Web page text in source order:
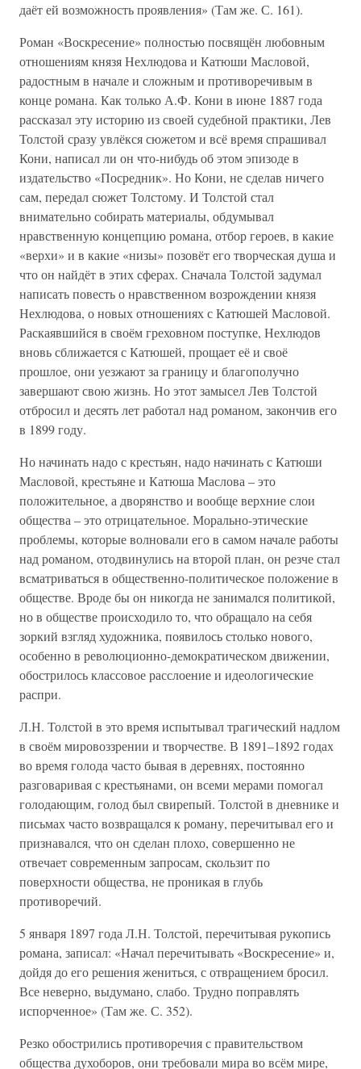
даёт ей возможность проявления» (Там же. С. 161).
Роман «Воскресение» полностью посвящён любовным
отношениям князя Нехлюдова и Катюши Масловой,
радостным в начале и сложным и противоречивым в
конце романа. Как только А.Ф. Кони в июне 1887 года
рассказал эту историю из своей судебной практики, Лев
Толстой сразу увлёкся сюжетом и всё время спрашивал
Кони, написал ли он что-нибудь об этом эпизоде в
издательство «Посредник». Но Кони, не сделав ничего
сам, передал сюжет Толстому. И Толстой стал
внимательно собирать материалы, обдумывал
нравственную концепцию романа, отбор героев, в какие
«верхи» и в какие «низы» позовёт его творческая душа и
что он найдёт в этих сферах. Сначала Толстой задумал
написать повесть о нравственном возрождении князя
Нехлюдова, о новых отношениях с Катюшей Масловой.
Раскаявшийся в своём греховном поступке, Нехлюдов
вновь сближается с Катюшей, прощает её и своё
прошлое, они уезжают за границу и благополучно
завершают свою жизнь. Но этот замысел Лев Толстой
отбросил и десять лет работал над романом, закончив его
в 1899 году.
Но начинать надо с крестьян, надо начинать с Катюши
Масловой, крестьяне и Катюша Маслова – это
положительное, а дворянство и вообще верхние слои
общества – это отрицательное. Морально-этические
проблемы, которые волновали его в самом начале работы
над романом, отодвинулись на второй план, он резче стал
всматриваться в общественно-политическое положение в
обществе. Вроде бы он никогда не занимался политикой,
но в обществе происходило то, что обращало на себя
зоркий взгляд художника, появилось столько нового,
особенно в революционно-демократическом движении,
обострилось классовое расслоение и идеологические
распри.
Л.Н. Толстой в это время испытывал трагический надлом
в своём мировоззрении и творчестве. В 1891–1892 годах
во время голода часто бывая в деревнях, постоянно
разговаривая с крестьянами, он всеми мерами помогал
голодающим, голод был свирепый. Толстой в дневнике и
письмах часто возвращался к роману, перечитывал его и
признавался, что он сделан плохо, совершенно не
отвечает современным запросам, скользит по
поверхности общества, не проникая в глубь
противоречий.
5 января 1897 года Л.Н. Толстой, перечитывая рукопись
романа, записал: «Начал перечитывать «Воскресение» и,
дойдя до его решения жениться, с отвращением бросил.
Все неверно, выдумано, слабо. Трудно поправлять
испорченное» (Там же. С. 352).
Резко обострились противоречия с правительством
общества духоборов, они требовали мира во всём мире,